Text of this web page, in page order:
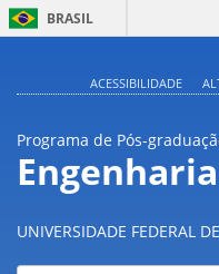
BRASIL
ACESSIBILIDADE
Programa de Pós-
UNIVERSIDADE FEDERAL